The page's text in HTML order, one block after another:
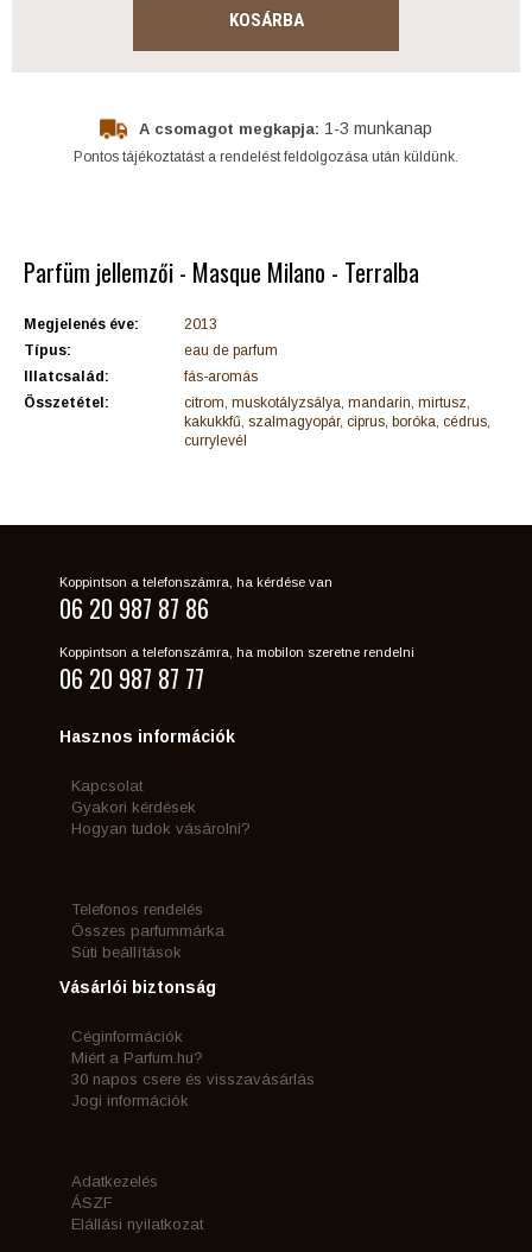
KOSÁRBA
A csomagot megkapja: 1-3 munkanap
Pontos tájékoztatást a rendelést feldolgozása után küldünk.
Parfüm jellemzői - Masque Milano - Terralba
Megjelenés éve:
2013
Típus:
eau de parfum
Illatcsalád:
fás-aromás
Összetétel:
citrom, muskotályzsálya, mandarin, mirtusz,
kakukkfű, szalmagyopár, ciprus, boróka, cédrus,
currylevél
Koppintson a telefonszámra, ha kérdése van
06 20 987 87 86
Koppintson a telefonszámra, ha mobilon szeretne rendelni
06 20 987 87 77
Hasznos információk
Kapcsolat
Gyakori kérdések
Hogyan tudok vásárolni?
Telefonos rendelés
Összes parfummárka
Süti beállítások
Vásárlói biztonság
Céginformációk
Miért a Parfum.hu?
30 napos csere és visszavásárlás
Jogi információk
Adatkezelés
ÁSZF
Elállási nyilatkozat